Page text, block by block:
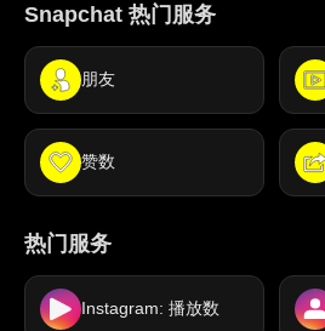
Snapchat 热门服务
朋友
赞数
热门服务
Instagram: 播放数